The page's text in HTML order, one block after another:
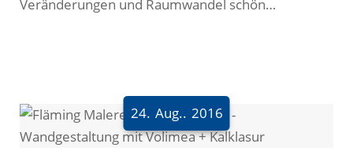
MeinMaler Insights
Veränderungen und Raumwandel schön
24. Aug.. 2016